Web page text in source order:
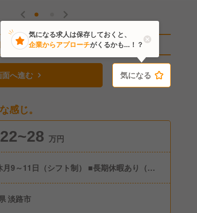
近4人がこの求人を検討中
へ進む 気になる
感じ。
22~28 万円
月9～11日（シフト制） ■長期休暇あり（店
年間休日123日
淡路市
気になる
気になる求人は保存しておくと、
企業からアプローチがくるかも...！？